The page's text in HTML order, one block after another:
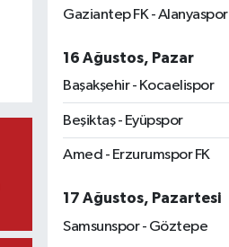
Gaziantep FK - Alanyaspor
16 Ağustos, Pazar
Başakşehir - Kocaelispor
Beşiktaş - Eyüpspor
Amed - Erzurumspor FK
17 Ağustos, Pazartesi
Samsunspor - Göztepe